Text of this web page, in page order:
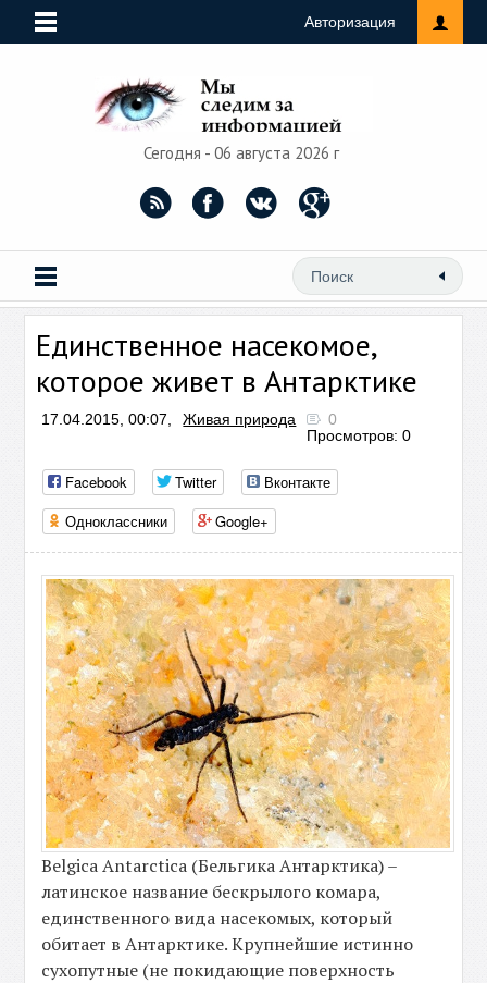
Авторизация
Сегодня - 06 августа 2026 г
Единственное насекомое,
которое живет в Антарктике
17.04.2015, 00:07, Живая природа
0
Просмотров: 0
Facebook Twitter
Вконтакте
Одноклассники
Google+
Belgica Antarctica (Бельгика Антарктика) –
латинское название бескрылого комара,
единственного вида насекомых, который
обитает в Антарктике. Крупнейшие истинно
сухопутные (не покидающие поверхность